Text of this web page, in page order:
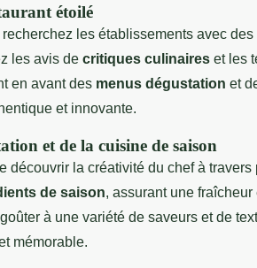
étoilé
les établissements avec des
les avis de critiques culinaires et les
en avant des menus dégustation et
et innovante.
et de la cuisine de saison
découvrir la créativité du chef à travers
de saison, assurant une
à une variété de saveurs et de
mémorable.